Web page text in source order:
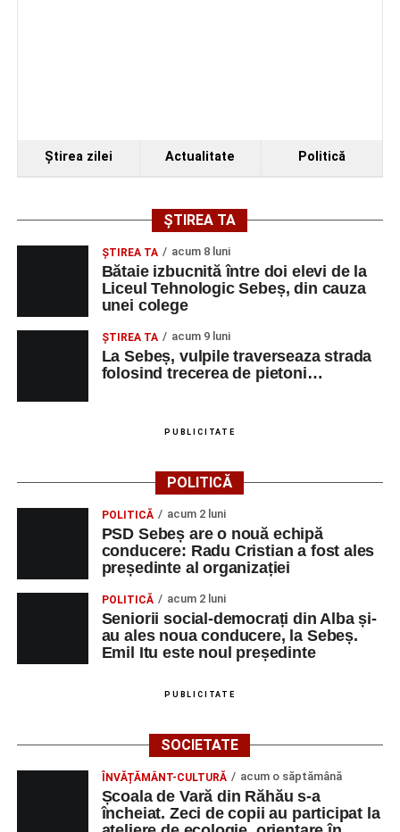
Ştirea zilei Actualitate Politică
ȘTIREA TA
ŞTIREA TA acum 8 luni
Bătaie izbucnită între doi elevi de la
Liceul Tehnologic Sebeș, din cauza
unei colege
ŞTIREA TA acum 9 luni
La Sebeș, vulpile traverseaza strada
folosind trecerea de pietoni…
PUBLICITATE
POLITICĂ
POLITICĂ acum 2 luni
PSD Sebeș are o nouă echipă
conducere: Radu Cristian a fost ales
președinte al organizației
POLITICĂ acum 2 luni
Seniorii social-democrați din Alba și-
au ales noua conducere, la Sebeș.
Emil Itu este noul președinte
PUBLICITATE
SOCIETATE
ÎNVĂȚĂMÂNT-CULTURĂ acum o săptămână
Școala de Vară din Răhău s-a
încheiat. Zeci de copii au participat la